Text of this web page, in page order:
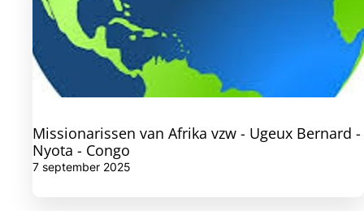
Missionarissen van Afrika vzw - Ugeux Bernard -
Nyota - Congo
7 september 2025